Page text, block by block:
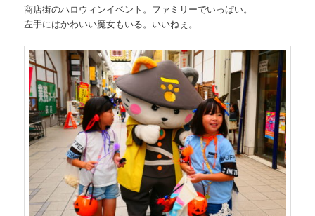
商店街のハロウィンイベント。ファミリーでいっぱい。
左手にはかわいい魔女もいる。いいねぇ。